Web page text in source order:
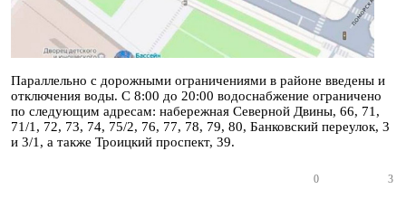
Параллельно с дорожными ограничениями в районе введены и
отключения воды. С 8:00 до 20:00 водоснабжение ограничено
по следующим адресам: набережная Северной Двины, 66, 71,
71/1, 72, 73, 74, 75/2, 76, 77, 78, 79, 80, Банковский переулок, 3
и 3/1, а также Троицкий проспект, 39.
0 3